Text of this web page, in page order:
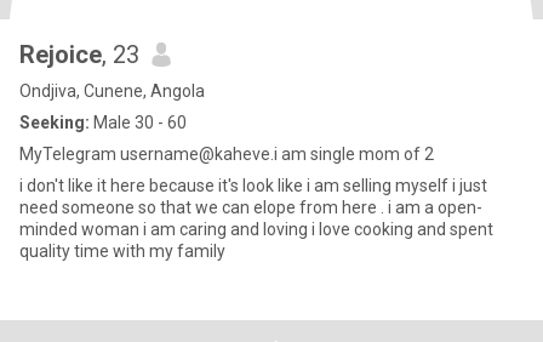
Rejoice, 23
Ondjiva, Cunene, Angola
Seeking: Male 30 - 60
MyTelegram username@kaheve.i am single mom of 2
i don't like it here because it's look like i am selling myself i just
need someone so that we can elope from here . i am a open-
minded woman i am caring and loving i love cooking and spent
quality time with my family